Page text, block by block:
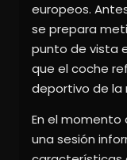
europeos.
se prepara
punto de vista
que el coche
deportivo de la
En el momento
una sesión